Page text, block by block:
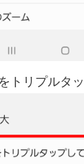
をトリプルタ